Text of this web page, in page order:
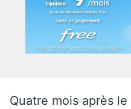
Quatre mois après le